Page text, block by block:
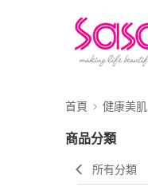
首頁 健康美肌
商品分類
所有分類